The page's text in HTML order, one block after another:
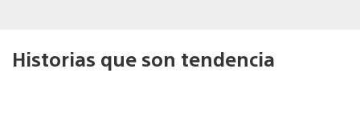
Historias que son tendencia